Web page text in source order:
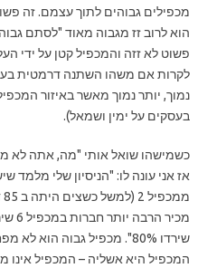
מכפילים גבוהים לתוך עצמם. זה
הוא לרוב זז מגבוה מאוד "לסתם
פשוט לא זזה והמכפיל קטן על ידי
לקרות אם משהו השתנה דרמטית
נמוך, יותר נמוך מאשר באיזור
בעסקים על ימין ושמאל).
שירדו 80%". מכפיל גבוה
המכפיל היא אשליה – המכפיל אינו